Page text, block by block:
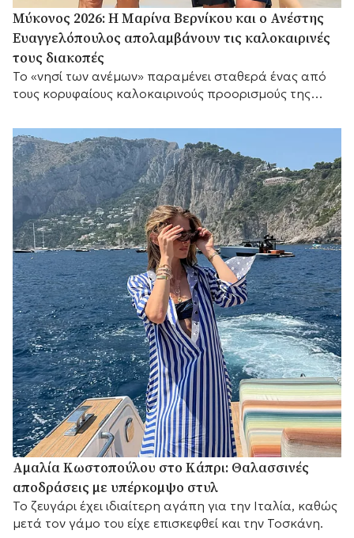
Μύκονος 2026: Η Μαρίνα Βερνίκου και ο Ανέστης
Ευαγγελόπουλος απολαμβάνουν τις καλοκαιρινές
τους διακοπές
Το «νησί των ανέμων» παραμένει σταθερά ένας από
τους κορυφαίους καλοκαιρινούς προορισμούς της
Αμαλία Κωστοπούλου στο Κάπρι: Θαλασσινές
αποδράσεις με υπέρκομψο στυλ
Το ζευγάρι έχει ιδιαίτερη αγάπη για την Ιταλία, καθώς
μετά τον γάμο του είχε επισκεφθεί και την Τοσκάνη.